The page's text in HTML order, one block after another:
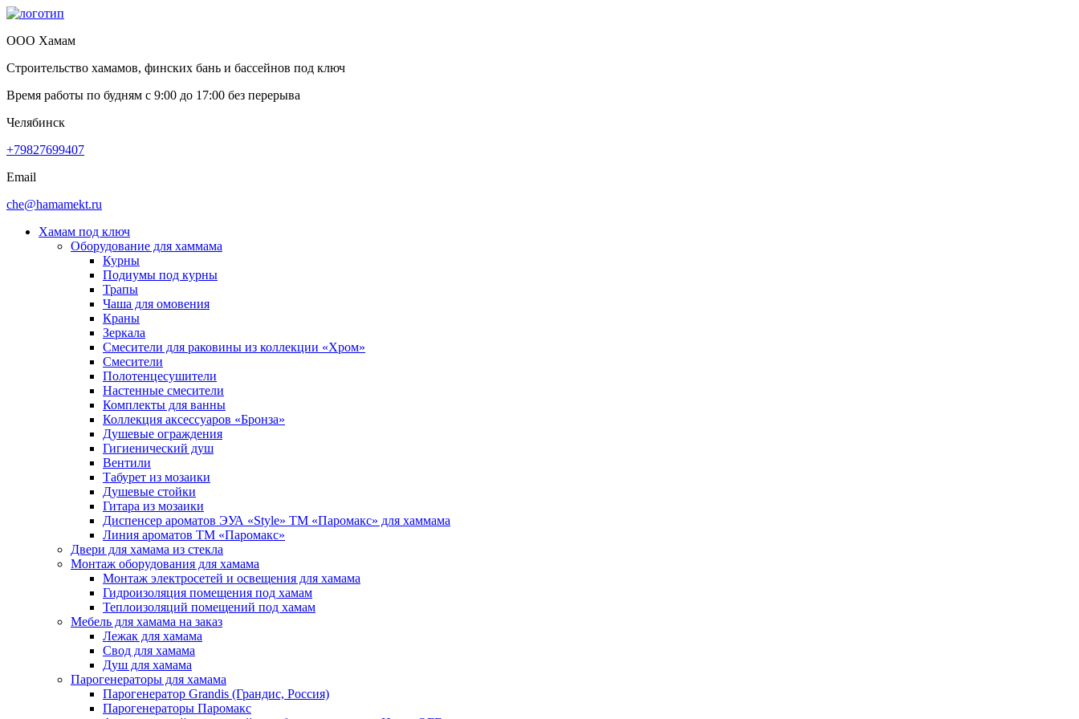
ООО Хамам
Строительство хамамов, финских бань и бассейнов под ключ
Время работы по будням с 9:00 до 17:00 без перерыва
Челябинск
+79827699407
Email
che@hamamekt.ru
Хамам под ключ
Оборудование для хаммама
Курны
Подиумы под курны
Трапы
Чаша для омовения
Краны
Зеркала
Смесители для раковины из коллекции «Хром»
Смесители
Полотенцесушители
Настенные смесители
Комплекты для ванны
Коллекция аксессуаров «Бронза»
Душевые ограждения
Гигиенический душ
Вентили
Табурет из мозаики
Душевые стойки
Гитара из мозаики
Диспенсер ароматов ЭУА «Style» ТМ «Паромакс» для хаммама
Линия ароматов ТМ «Паромакс»
Двери для хамама из стекла
Монтаж оборудования для хамама
Монтаж электросетей и освещения для хамама
Гидроизоляция помещения под хамам
Теплоизоляций помещений под хамам
Мебель для хамама на заказ
Лежак для хамама
Свод для хамама
Душ для хамама
Парогенераторы для хамама
Парогенератор Grandis (Грандис, Россия)
Парогенераторы Паромакс